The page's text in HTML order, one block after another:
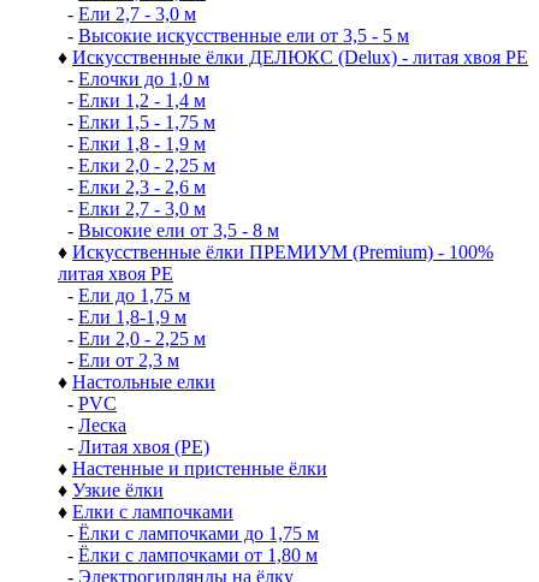
- Ели 2,7 - 3,0 м
- Высокие искусственные ели от 3,5 - 5 м
♦ Искусственные ёлки ДЕЛЮКС (Delux) - литая хвоя РЕ
- Елочки до 1,0 м
- Елки 1,2 - 1,4 м
- Елки 1,5 - 1,75 м
- Елки 1,8 - 1,9 м
- Елки 2,0 - 2,25 м
- Елки 2,3 - 2,6 м
- Елки 2,7 - 3,0 м
- Высокие ели от 3,5 - 8 м
♦ Искусственные ёлки ПРЕМИУМ (Premium) - 100%
литая хвоя РЕ
- Ели до 1,75 м
- Ели 1,8-1,9 м
- Ели 2,0 - 2,25 м
- Ели от 2,3 м
♦ Настольные елки
- PVC
- Леска
- Литая хвоя (РЕ)
♦ Настенные и пристенные ёлки
♦ Узкие ёлки
♦ Елки с лампочками
- Ёлки с лампочками до 1,75 м
- Ёлки с лампочками от 1,80 м
- Электрогирлянды на ёлку